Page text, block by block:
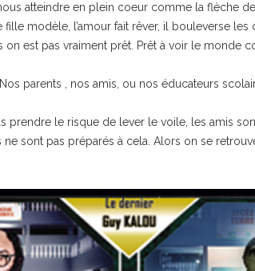
atteindre en plein coeur comme la flèche
fille modèle, l’amour fait rêver, il bouleverse les
on est pas vraiment prêt. Prêt à voir le monde
parents , nos amis, ou nos éducateurs
prendre le risque de lever le voile, les amis
sont pas préparés à cela. Alors on se